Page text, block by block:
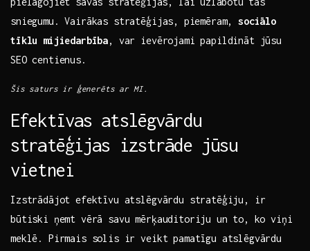
sniegumu. Vairākas stratēģijas, ⁤piemēram,sociālo
tīklu mijiedarbība, var ievērojami papildināt jūsu
SEO centienus.
Šis saturs ir ģenerēts ar MI.
Efektīvas atslēgvārdu
stratēģijas izstrāde jūsu‌
vietnei
Izstrādājot efektīvu atslēgvārdu stratēģiju, ir
būtiski ņemt vērā savu mērķauditoriju un to, ⁢ko viņi
meklē.‍ Pirmais​ solis ir veikt pamatīgu ​atslēgvārdu